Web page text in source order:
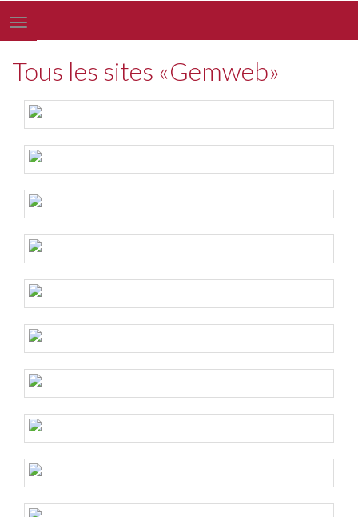
Toggle
navigation
Tous les sites «Gemweb»